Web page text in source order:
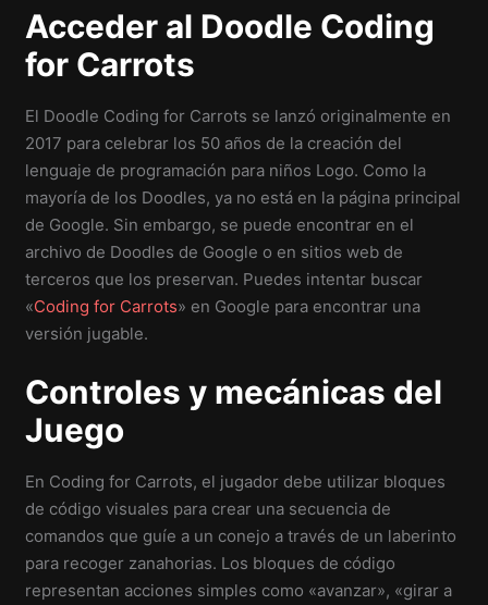
Acceder al Doodle Coding
for Carrots
El Doodle Coding for Carrots se lanzó originalmente en
2017 para celebrar los 50 años de la creación del
lenguaje de programación para niños Logo. Como la
mayoría de los Doodles, ya no está en la página principal
de Google. Sin embargo, se puede encontrar en el
archivo de Doodles de Google o en sitios web de
terceros que los preservan. Puedes intentar buscar
«Coding for Carrots» en Google para encontrar una
versión jugable.
Controles y mecánicas del
Juego
En Coding for Carrots, el jugador debe utilizar bloques
de código visuales para crear una secuencia de
comandos que guíe a un conejo a través de un laberinto
para recoger zanahorias. Los bloques de código
representan acciones simples como «avanzar», «girar a